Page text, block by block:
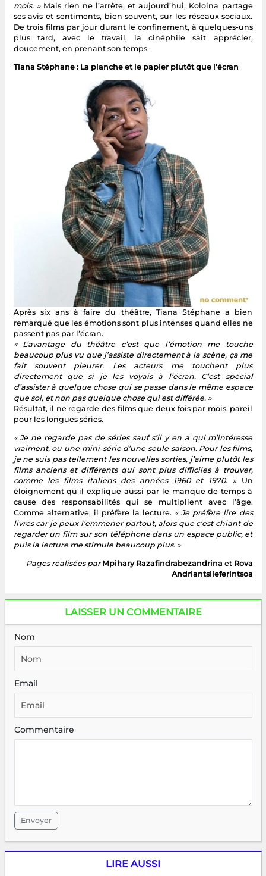
mois. » Mais rien ne l’arrête, et aujourd’hui, Koloina partage
ses avis et sentiments, bien souvent, sur les réseaux sociaux.
De trois films par jour durant le confinement, à quelques-uns
plus tard, avec le travail, la cinéphile sait apprécier,
doucement, en prenant son temps.
Tiana Stéphane : La planche et le papier plutôt que l’écran
Après six ans à faire du théâtre, Tiana Stéphane a bien
remarqué que les émotions sont plus intenses quand elles ne
passent pas par l’écran.
« L’avantage du théâtre c’est que l’émotion me touche
beaucoup plus vu que j’assiste directement à la scène, ça me
fait souvent pleurer. Les acteurs me touchent plus
directement que si je les voyais à l’écran. C’est spécial
d’assister à quelque chose qui se passe dans le même espace
que soi, et non pas quelque chose qui est différée. »
Résultat, il ne regarde des films que deux fois par mois, pareil
pour les longues séries.
« Je ne regarde pas de séries sauf s’il y en a qui m’intéresse
vraiment, ou une mini-série d’une seule saison. Pour les films,
je ne suis pas tellement les nouvelles sorties, j’aime plutôt les
films anciens et différents qui sont plus difficiles à trouver,
comme les films italiens des années 1960 et 1970. » Un
éloignement qu’il explique aussi par le manque de temps à
cause des responsabilités qui se multiplient avec l’âge.
Comme alternative, il préfère la lecture. « Je préfère lire des
livres car je peux l’emmener partout, alors que c’est chiant de
regarder un film sur son téléphone dans un espace public, et
puis la lecture me stimule beaucoup plus. »
Pages réalisées par Mpihary Razafindrabezandrina et Rova
Andriantsileferintsoa
LAISSER UN COMMENTAIRE
Nom
Email
Commentaire
Envoyer
LIRE AUSSI